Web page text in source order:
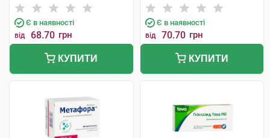
Є в наявності
від 68.70 грн
КУПИТИ
компанія
Є в наявності
від 70.70 грн
КУПИТИ